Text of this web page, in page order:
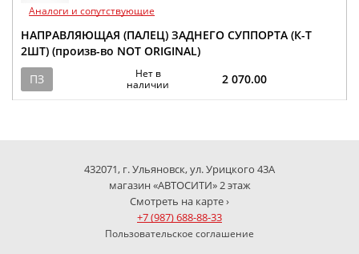
Аналоги и сопутствующие
НАПРАВЛЯЮЩАЯ (ПАЛЕЦ) ЗАДНЕГО СУППОРТА (К-Т
2ШТ) (произв-во NOT ORIGINAL)
ПЗ
Нет в
наличии
2 070.00
432071, г. Ульяновск, ул. Урицкого 43А
магазин «АВТОСИТИ» 2 этаж
Смотреть на карте ›
+7 (987) 688-88-33
Пользовательское соглашение